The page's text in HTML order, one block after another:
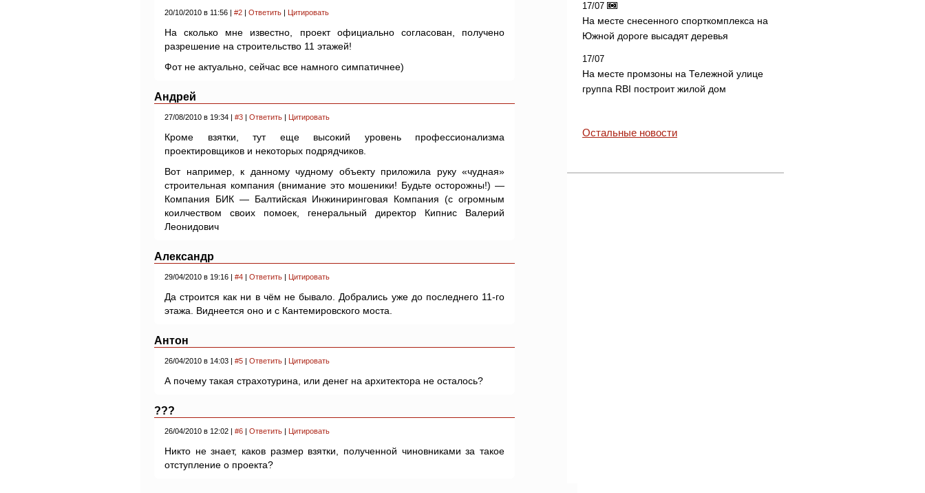
20/10/2010 в 11:56 | #2 Ответить Цитировать
На сколько мне известно, проект официально согласован, получено
разрешение на строительство 11 этажей!
Фот не актуально, сейчас все намного симпатичнее)
Андрей
27/08/2010 в 19:34 | #3 Ответить Цитировать
Кроме взятки, тут еще высокий уровень профессионализма
проектировщиков и некоторых подрядчиков.
Вот например, к данному чудному объекту приложила руку «чудная»
строительная компания (внимание это мошеники! Будьте осторожны!) —
Компания БИК — Балтийская Инжиниринговая Компания (с огромным
коилчеством своих помоек, генеральный директор Кипнис Валерий
Леонидович
Александр
29/04/2010 в 19:16 | #4 Ответить Цитировать
Да строится как ни в чём не бывало. Добрались уже до последнего 11-го
этажа. Виднеется оно и с Кантемировского моста.
Антон
26/04/2010 в 14:03 | #5 Ответить Цитировать
А почему такая страхотурина, или денег на архитектора не осталось?
???
26/04/2010 в 12:02 | #6 Ответить Цитировать
Никто не знает, каков размер взятки, полученной чиновниками за такое
отступление о проекта?
17/07
На месте снесенного спорткомплекса на
Южной дороге высадят деревья
17/07
На месте промзоны на Тележной улице
группа RBI построит жилой дом
Остальные новости